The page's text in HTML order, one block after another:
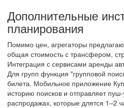
Дополнительные
планирования
Помимо цен, агрегаторы
общая стоимость с трансфером,
Интеграция с сервисами аренды
Для групп функция "групповой
билета. Мобильное приложение
историю поисков и отправляет
распродажах, которые длятся 1–2